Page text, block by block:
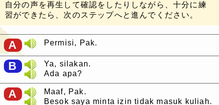
自分の声を再生して確認をしたりしながら、十分に練
習ができたら、次のステップへと進んでください。
A Permisi, Pak.
B
Ya, silakan.
Ada apa?
A
Maaf, Pak.
Besok saya minta izin tidak masuk kuliah.